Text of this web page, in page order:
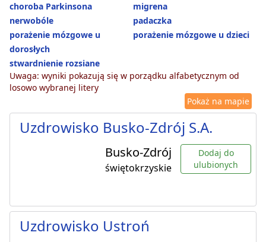
choroba Parkinsona
migrena
nerwobóle
padaczka
porażenie mózgowe u
dorosłych
porażenie mózgowe u dzieci
stwardnienie rozsiane
Uwaga: wyniki pokazują się w porządku alfabetycznym od
losowo wybranej litery
Pokaż na mapie
Uzdrowisko Busko-Zdrój S.A.
Busko-Zdrój
świętokrzyskie
Dodaj do
ulubionych
Uzdrowisko Ustroń